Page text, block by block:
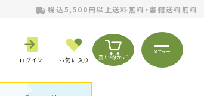
税込5,500円以上送料無料・書籍送料無料
ログイン お気に入り 買い物かご
メニュー